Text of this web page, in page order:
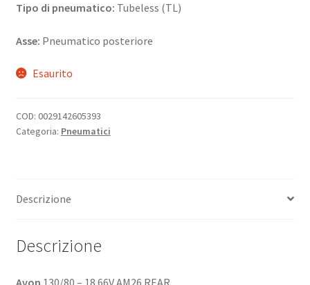
Tipo di pneumatico: Tubeless (TL)
Asse: Pneumatico posteriore
Esaurito
COD: 0029142605393
Categoria: Pneumatici
Descrizione
Descrizione